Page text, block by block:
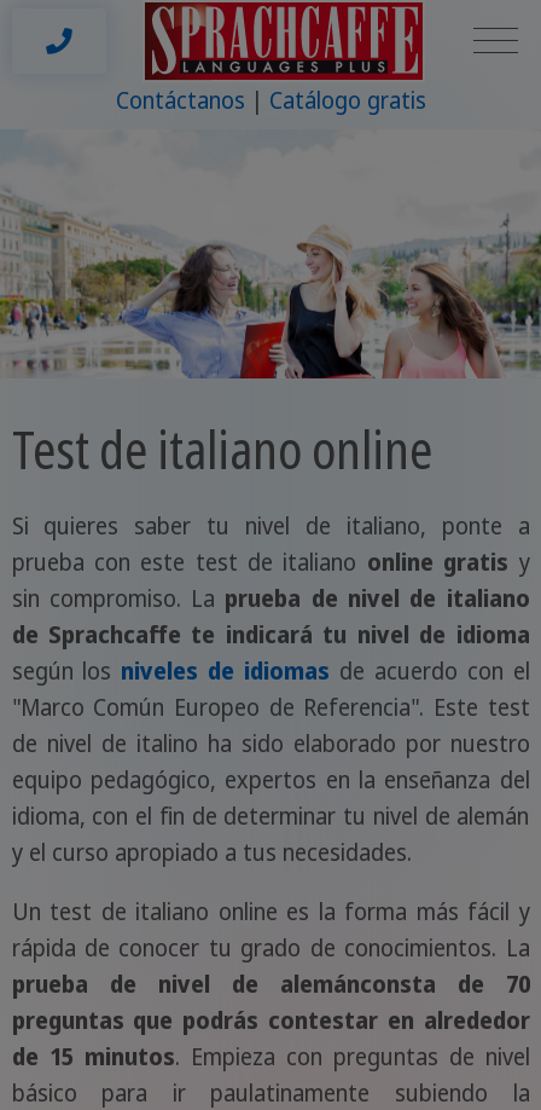
Contáctanos Catálogo gratis
Test de italiano online
Si quieres saber tu nivel de italiano, ponte a
prueba con este test de italiano online gratis y
sin compromiso. La prueba de nivel de italiano
de Sprachcaffe te indicará tu nivel de idioma
según los niveles de idiomas de acuerdo con el
"Marco Común Europeo de Referencia". Este test
de nivel de italino ha sido elaborado por nuestro
equipo pedagógico, expertos en la enseñanza del
idioma, con el fin de determinar tu nivel de alemán
y el curso apropiado a tus necesidades.
Un test de italiano online es la forma más fácil y
rápida de conocer tu grado de conocimientos. La
prueba de nivel de alemánconsta de 70
preguntas que podrás contestar en alrededor
de 15 minutos. Empieza con preguntas de nivel
básico para ir paulatinamente subiendo la